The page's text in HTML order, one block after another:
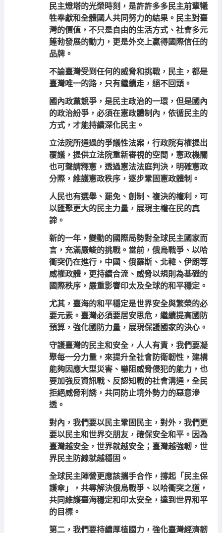
民主燈塔的光榮時刻，是許許多多民主前輩犧
牲奉獻和全體國人共同努力的結果。民主對臺
灣的價值，不只是自由的生活方式、社會多元
蓬勃發展的動力，更是外交上贏得國際信任的
品牌。
不論臺灣受到任何的威脅和挑戰，民主，都是
臺灣唯一的路，只有繼續走，絕不回頭。
國內政黨競爭，是民主政治的一環，但是國內
的政治紛爭，必須在憲政體制內，依循民主的
方式，才能持續深化民主。
立法院所通過的爭議性法案，行政院有權提出
覆議，提供立法院重新審視的空間，憲政機關
也可聲請釋憲，透過憲法法庭判決，明確憲政
分際，維護憲政秩序，逐步鞏固憲政體制。
人民也有選舉、罷免、創制、複決的權利，可
以匯聚更大的民主力量，展現主權在民的真
諦。
新的一年，變動的國際局勢對全球民主國家而
言，充滿嚴峻的挑戰。當前，俄烏戰爭、以哈
衝突仍在進行，中國、俄羅斯、北韓、伊朗等
威權政體，更持續合流、威脅以規則為基礎的
國際秩序，嚴重影響印太及全球的和平穩定。
尤其，臺海的和平穩定是世界安全與繁榮的必
要元素。臺灣必須要居安思危，繼續提高國防
預算，強化國防力量，展現保護國家的決心。
守護臺灣的民主和安全，人人有責，我們要凝
聚每一分力量，來提升全社會防衛韌性，建構
能夠因應大型災害、嚇阻威脅侵犯的能力，也
要加強反資訊戰、反認知戰的社會溝通，全民
拒絕威脅利誘，共同防止境外勢力的惡意滲
透。
對內，我們要以民主鞏固民主，對外，我們更
要以民主和世界交朋友，確保安全和平。因為
臺灣越安全，世界就越安全；臺灣越強韌，世
界民主防線就越穩固。
全球民主陣營更應該攜手合作，撐起「民主保
護傘」，共尋解決俄烏戰爭、以哈衝突之道，
共同維護臺海穩定和印太安全，達到世界和平
的目標。
第二，我們要持續厚植國力，強化臺灣經濟韌